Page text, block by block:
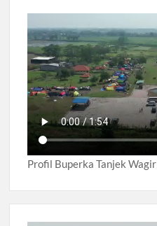
Profil Buperka Tanjek Wagir